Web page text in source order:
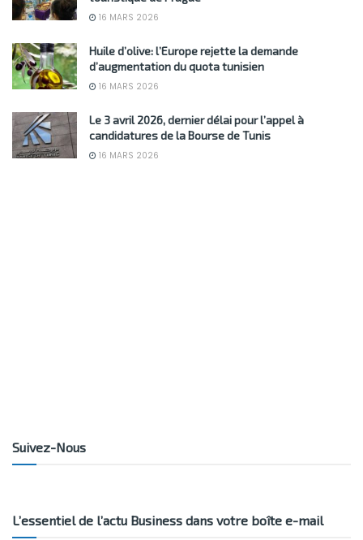
16 MARS 2026
Huile d’olive: l’Europe rejette la demande
d’augmentation du quota tunisien
16 MARS 2026
Le 3 avril 2026, dernier délai pour l’appel à
candidatures de la Bourse de Tunis
16 MARS 2026
Suivez-Nous
L’essentiel de l’actu Business dans votre boîte e-mail